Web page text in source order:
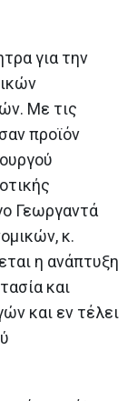
για την
Με τις
προϊόν
Γεωργαντά
κ.
η ανάπτυξη
και
και εν τέλει